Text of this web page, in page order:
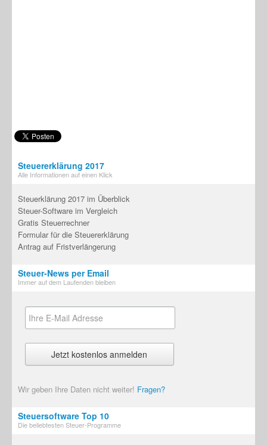
Steuererklärung 2017
Alle Informationen auf einen Klick
Steuerklärung 2017 im Überblick
Steuer-Software im Vergleich
Gratis Steuerrechner
Formular für die Steuererklärung
Antrag auf Fristverlängerung
Steuer-News per Email
Immer auf dem Laufenden bleiben
Wir geben Ihre Daten nicht weiter! Fragen?
Steuersoftware Top 10
Die beliebtesten Steuer-Programme